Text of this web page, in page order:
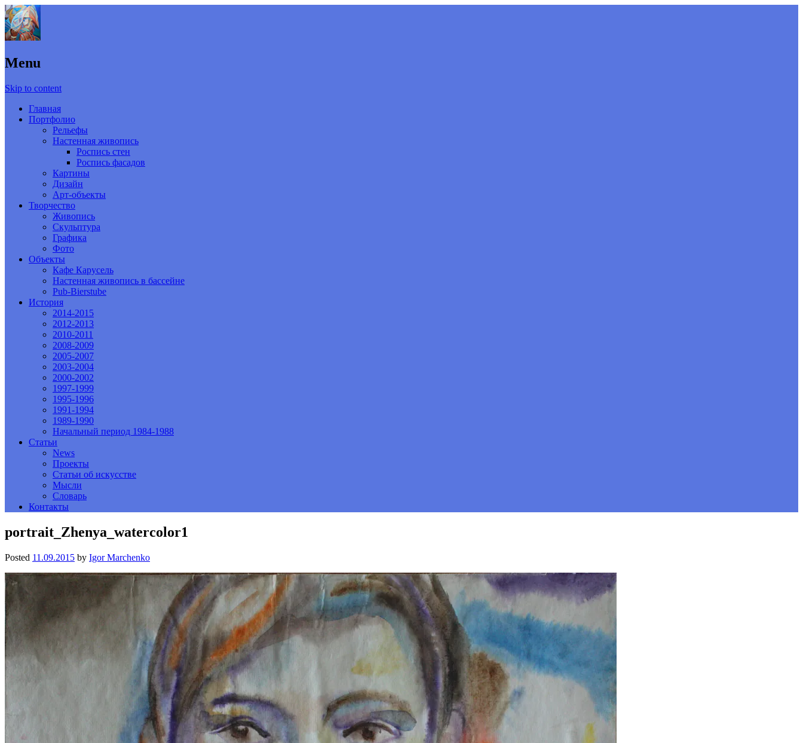
Menu
Skip to content
Главная
Портфолио
Рельефы
Настенная живопись
Роспись стен
Роспись фасадов
Картины
Дизайн
Арт-объекты
Творчество
Живопись
Скульптура
Графика
Фото
Объекты
Кафе Карусель
Настенная живопись в бассейне
Pub-Bierstube
История
2014-2015
2012-2013
2010-2011
2008-2009
2005-2007
2003-2004
2000-2002
1997-1999
1995-1996
1991-1994
1989-1990
Начальный период 1984-1988
Статьи
News
Проекты
Статьи об искусстве
Мысли
Словарь
Контакты
portrait_Zhenya_watercolor1
Posted 11.09.2015 by Igor Marchenko